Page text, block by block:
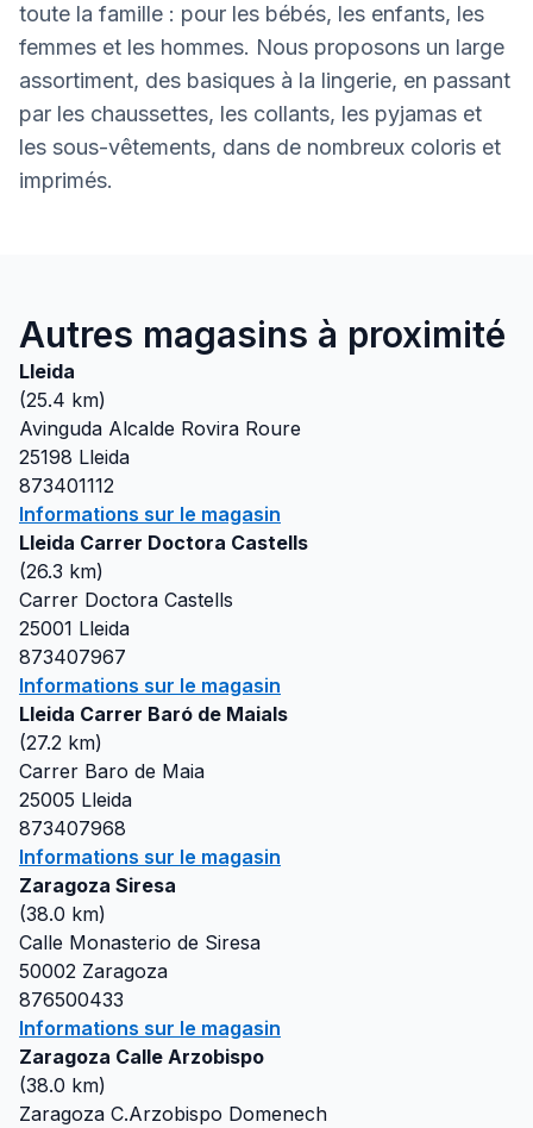
toute la famille : pour les bébés, les enfants, les
femmes et les hommes. Nous proposons un large
assortiment, des basiques à la lingerie, en passant
par les chaussettes, les collants, les pyjamas et
les sous-vêtements, dans de nombreux coloris et
imprimés.
Autres magasins à proximité
Lleida
(25.4 km)
Avinguda Alcalde Rovira Roure
25198 Lleida
873401112
Informations sur le magasin
Lleida Carrer Doctora Castells
(26.3 km)
Carrer Doctora Castells
25001 Lleida
873407967
Informations sur le magasin
Lleida Carrer Baró de Maials
(27.2 km)
Carrer Baro de Maia
25005 Lleida
873407968
Informations sur le magasin
Zaragoza Siresa
(38.0 km)
Calle Monasterio de Siresa
50002 Zaragoza
876500433
Informations sur le magasin
Zaragoza Calle Arzobispo
(38.0 km)
Zaragoza C.Arzobispo Domenech